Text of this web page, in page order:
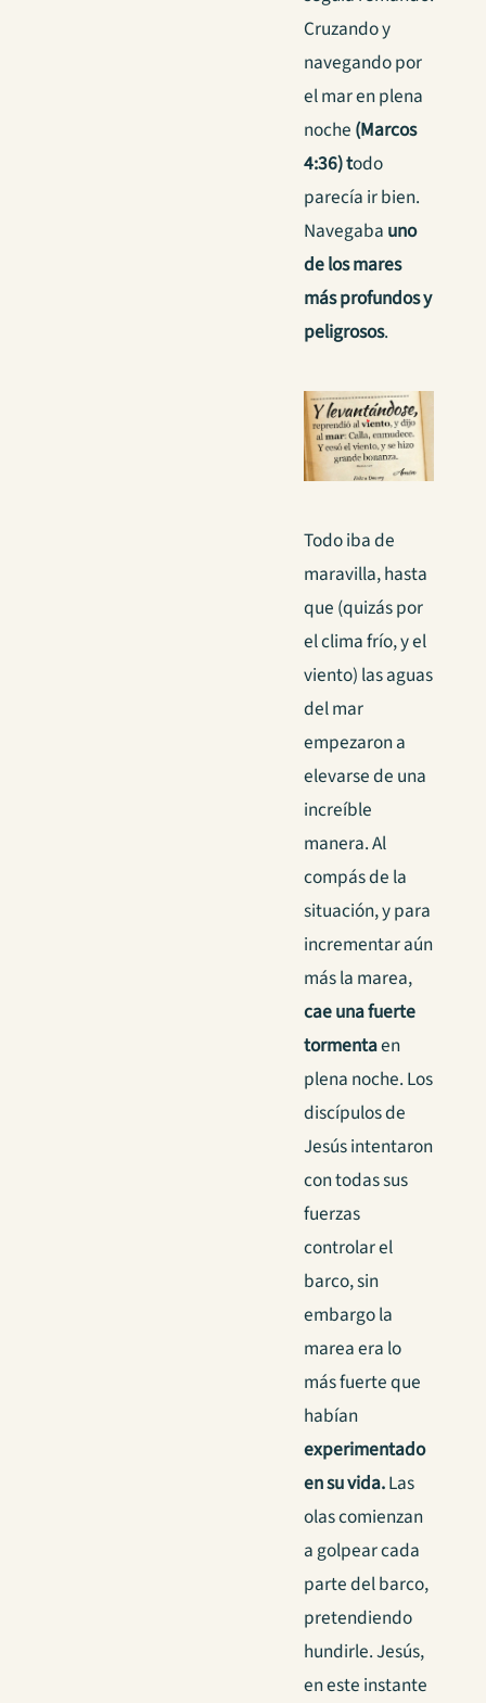
Cruzando y
navegando por
el mar en plena
noche (Marcos
4:36) todo
parecía ir bien.
Navegaba uno
de los mares
más profundos y
peligrosos.
Todo iba de
maravilla, hasta
que (quizás por
el clima frío, y el
viento) las aguas
del mar
empezaron a
elevarse de una
increíble
manera. Al
compás de la
situación, y para
incrementar aún
más la marea,
cae una fuerte
tormentaen
plena noche. Los
discípulos de
Jesús intentaron
con todas sus
fuerzas
controlar el
barco, sin
embargo la
marea era lo
más fuerte que
habían
experimentado
en su vida.Las
olas comienzan
a golpear cada
parte del barco,
pretendiendo
hundirle. Jesús,
en este instante